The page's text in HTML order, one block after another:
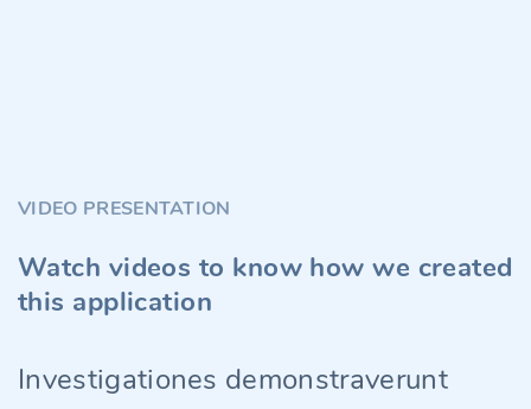
VIDEO PRESENTATION
Watch videos to know how we created
this application
Investigationes demonstraverunt